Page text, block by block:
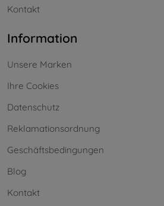
Kontakt
Information
Unsere Marken
Ihre Cookies
Datenschutz
Reklamationsordnung
Geschäftsbedingungen
Blog
Kontakt